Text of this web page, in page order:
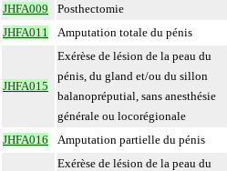
JHFA009 Posthectomie
JHFA011 Amputation totale du pénis
JHFA015
Exérèse de lésion de la peau du
pénis, du gland et/ou du sillon
balanopréputial, sans anesthésie
générale ou locorégionale
JHFA016 Amputation partielle du pénis
Exérèse de lésion de la peau du